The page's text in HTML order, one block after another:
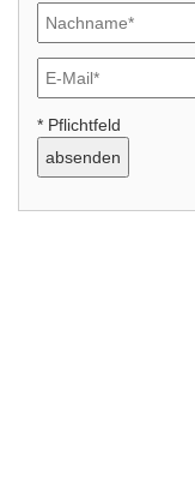
* Pflichtfeld